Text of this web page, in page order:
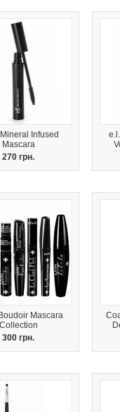
Infused
Mascara
270 грн.
Mascara
Collection
300 грн.